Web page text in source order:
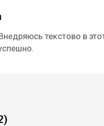
текстово в